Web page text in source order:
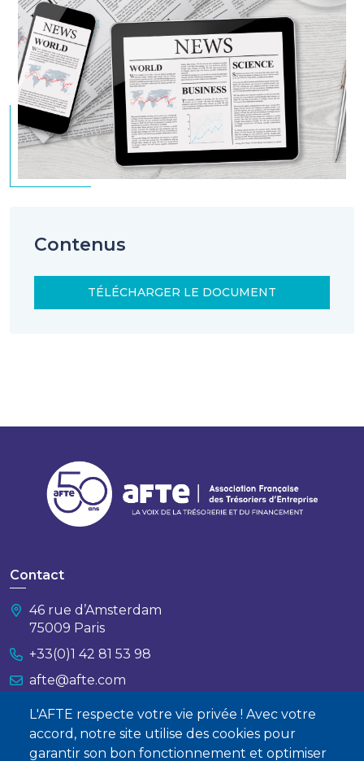
L'AFTE respecte votre vie privée ! Avec votre
accord, notre site utilise des cookies pour
garantir son bon fonctionnement et optimiser
Contenus
TÉLÉCHARGER LE DOCUMENT
Contact
46 rue d’Amsterdam
75009 Paris
+33(0)1 42 81 53 98
afte@afte.com
Nous contacter
À propos